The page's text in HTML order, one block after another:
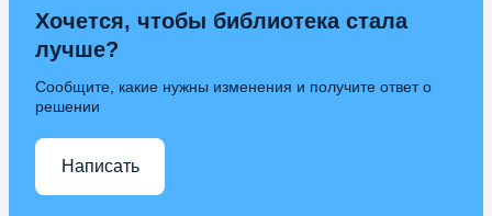
Хочется, чтобы библиотека стала
лучше?
Сообщите, какие нужны изменения и получите ответ о
решении
Написать